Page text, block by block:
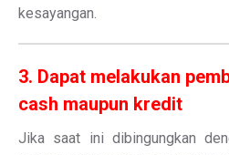
kesayangan.
3. Dapat melakukan
cash maupun kredit
Jika saat ini dibingungkan